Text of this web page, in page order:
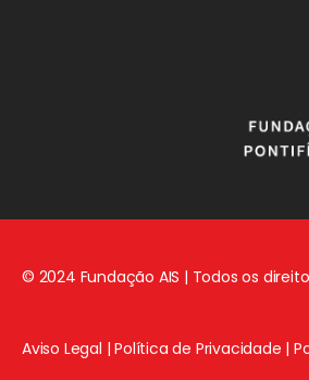
© 2024 Fundação AIS | Todos os
Aviso Legal |Política de Privacidade |